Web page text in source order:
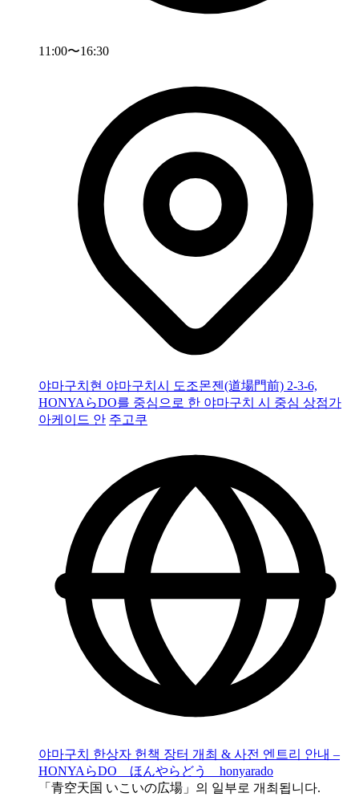
11:00〜16:30
야마구치현 야마구치시 도조몬젠(道場門前) 2-3-6,
HONYAらDO를 중심으로 한 야마구치 시 중심 상점가
아케이드 안 주고쿠
야마구치 한상자 헌책 장터 개최 & 사전 엔트리 안내 –
HONYAらDO ほんやらどう honyarado
「青空天国 いこいの広場」의 일부로 개최됩니다.